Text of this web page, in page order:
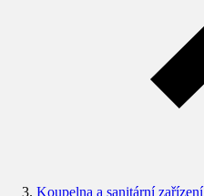
Koupelna a sanitární zařízení